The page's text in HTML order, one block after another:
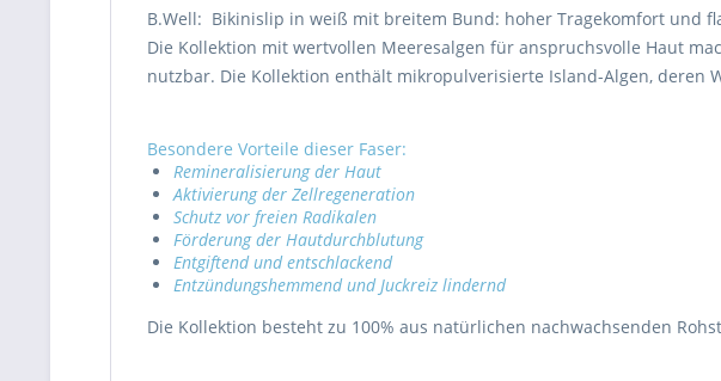
B.Well: Bikinislip in weiß mit breitem Bund: hoher Tragekomfort und
Die Kollektion mit wertvollen Meeresalgen für anspruchsvolle Haut
nutzbar. Die Kollektion enthält mikropulverisierte Island-Algen, deren
Besondere Vorteile dieser Faser:
Remineralisierung der Haut
Aktivierung der Zellregeneration
Schutz vor freien Radikalen
Förderung der Hautdurchblutung
Entgiftend und entschlackend
Entzündungshemmend und Juckreiz lindernd
Die Kollektion besteht zu 100% aus natürlichen nachwachsenden